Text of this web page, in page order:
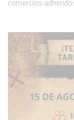
comercios